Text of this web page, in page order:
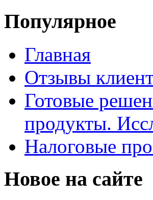
Популярное
Главная
Отзывы
Готовые
продукты.
Налоговые
Новое на сайте